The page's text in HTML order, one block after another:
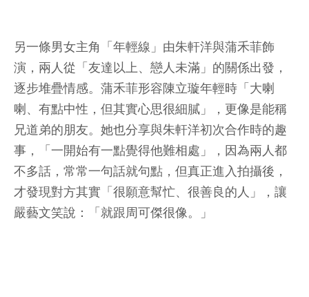
另一條男女主角「年輕線」由朱軒洋與蒲禾菲飾
演，兩人從「友達以上、戀人未滿」的關係出發，
逐步堆疊情感。蒲禾菲形容陳立璇年輕時「大喇
喇、有點中性，但其實心思很細膩」，更像是能稱
兄道弟的朋友。她也分享與朱軒洋初次合作時的趣
事，「一開始有一點覺得他難相處」，因為兩人都
不多話，常常一句話就句點，但真正進入拍攝後，
才發現對方其實「很願意幫忙、很善良的人」，讓
嚴藝文笑說：「就跟周可傑很像。」